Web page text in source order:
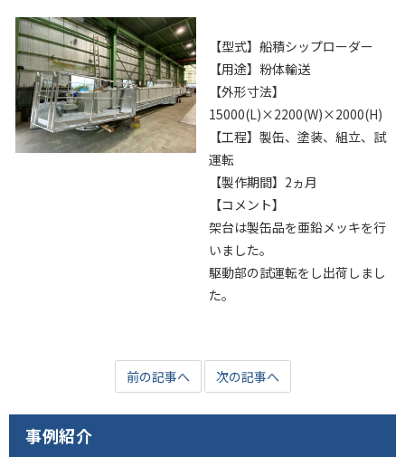
【型式】船積シップローダー
【用途】粉体輸送
【外形寸法】
15000(L)×2200(W)×2000(H)
【工程】製缶、塗装、組立、試
運転
【製作期間】2ヵ月
【コメント】
架台は製缶品を亜鉛メッキを行
いました。
駆動部の試運転をし出荷しまし
た。
前の記事へ 次の記事へ
事例紹介